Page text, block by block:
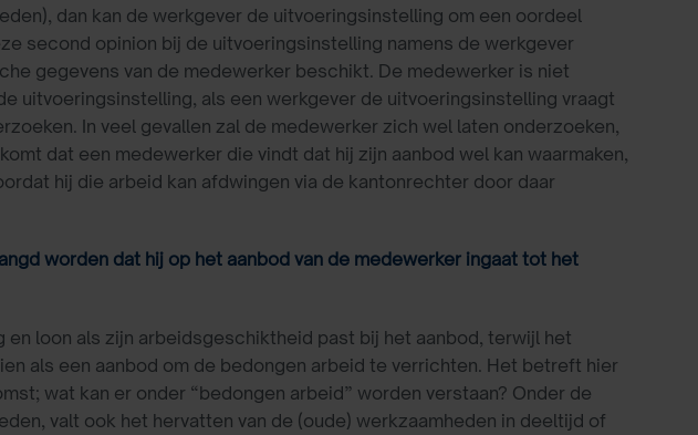
dan kan de werkgever de uitvoeringsinstelling om een oordeel
second opinion bij de uitvoeringsinstelling namens de werkgever
gegevens van de medewerker beschikt. De medewerker is niet
uitvoeringsinstelling, als een werkgever de uitvoeringsinstelling vraagt
In veel gevallen zal de medewerker zich wel laten onderzoeken,
dat een medewerker die vindt dat hij zijn aanbod wel kan waarmaken,
hij die arbeid kan afdwingen via de kantonrechter door daar
worden dat hij op het aanbod van de medewerker ingaat tot het
loon als zijn arbeidsgeschiktheid past bij het aanbod, terwijl het
als een aanbod om de bedongen arbeid te verrichten. Het betreft hier
wat kan er onder “bedongen arbeid” worden verstaan? Onder de
valt ook het hervatten van de (oude) werkzaamheden in deeltijd of